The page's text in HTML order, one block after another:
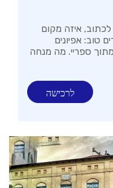
לכתוב, איזה מקום
טוב: אפיונים
ספריי. מה מנחה
לרכישה